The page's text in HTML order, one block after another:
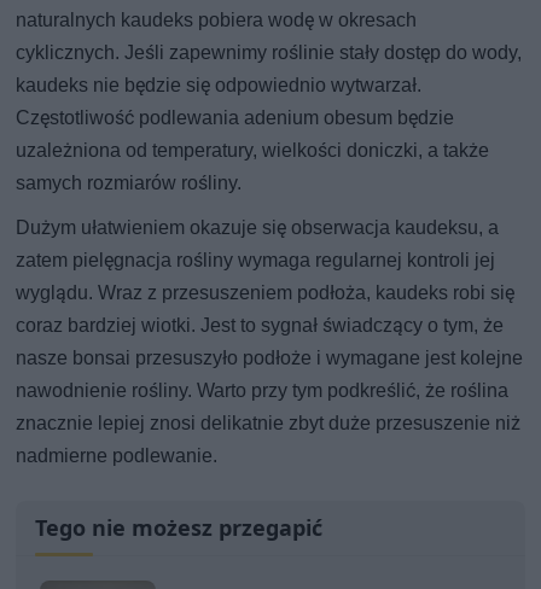
naturalnych kaudeks pobiera wodę w okresach
cyklicznych. Jeśli zapewnimy roślinie stały dostęp do wody,
kaudeks nie będzie się odpowiednio wytwarzał.
Częstotliwość podlewania adenium obesum będzie
uzależniona od temperatury, wielkości doniczki, a także
samych rozmiarów rośliny.
Dużym ułatwieniem okazuje się obserwacja kaudeksu, a
zatem pielęgnacja rośliny wymaga regularnej kontroli jej
wyglądu. Wraz z przesuszeniem podłoża, kaudeks robi się
coraz bardziej wiotki. Jest to sygnał świadczący o tym, że
nasze bonsai przesuszyło podłoże i wymagane jest kolejne
nawodnienie rośliny. Warto przy tym podkreślić, że roślina
znacznie lepiej znosi delikatnie zbyt duże przesuszenie niż
nadmierne podlewanie.
Tego nie możesz przegapić